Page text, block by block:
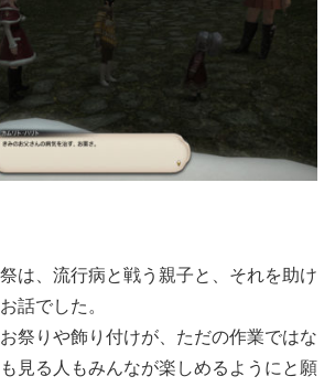
は、流行病と戦う親子と、それを助け
話でした。
祭りや飾り付けが、ただの作業ではな
見る人もみんなが楽しめるようにと願